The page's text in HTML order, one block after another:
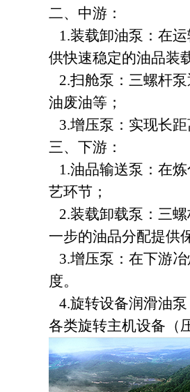
二、中游：
1.装载卸油泵：在
供快速稳定的油品装
2.扫舱泵：三螺杆
油废油等；
3.增压泵：实现长
三、下游：
1.油品输送泵：在
艺环节；
2.装载卸载泵：三
一步的油品分配提供
3.增压泵：在下游
度。
4.旋转设备润滑油
各类旋转主机设备（